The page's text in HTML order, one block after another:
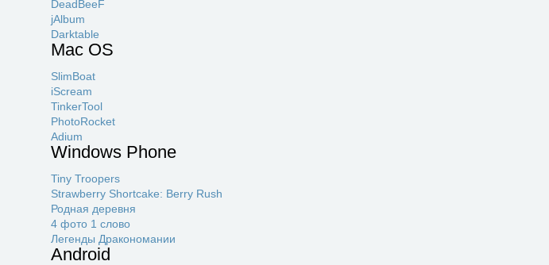
DeadBeeF
jAlbum
Darktable
Mac OS
SlimBoat
iScream
TinkerTool
PhotoRocket
Adium
Windows Phone
Tiny Troopers
Strawberry Shortcake: Berry Rush
Родная деревня
4 фото 1 слово
Легенды Дракономании
Android